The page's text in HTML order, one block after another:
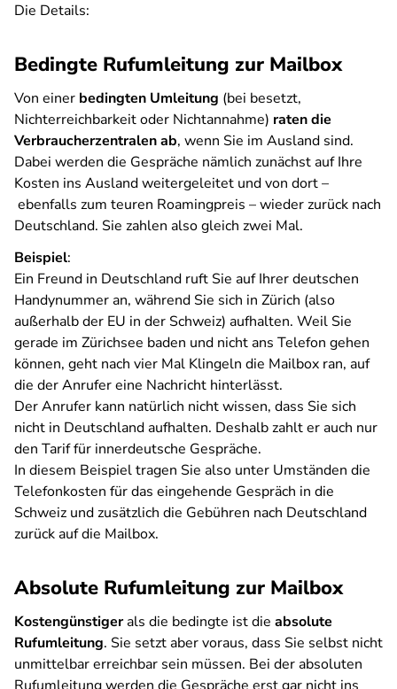
Die Details:
Bedingte Rufumleitung zur Mailbox
Von einer bedingten Umleitung (bei besetzt,
Nichterreichbarkeit oder Nichtannahme) raten die
Verbraucherzentralen ab, wenn Sie im Ausland sind.
Dabei werden die Gespräche nämlich zunächst auf Ihre
Kosten ins Ausland weitergeleitet und von dort –
ebenfalls zum teuren Roamingpreis – wieder zurück nach
Deutschland. Sie zahlen also gleich zwei Mal.
Beispiel:
Ein Freund in Deutschland ruft Sie auf Ihrer deutschen
Handynummer an, während Sie sich in Zürich (also
außerhalb der EU in der Schweiz) aufhalten. Weil Sie
gerade im Zürichsee baden und nicht ans Telefon gehen
können, geht nach vier Mal Klingeln die Mailbox ran, auf
die der Anrufer eine Nachricht hinterlässt.
Der Anrufer kann natürlich nicht wissen, dass Sie sich
nicht in Deutschland aufhalten. Deshalb zahlt er auch nur
den Tarif für innerdeutsche Gespräche.
In diesem Beispiel tragen Sie also unter Umständen die
Telefonkosten für das eingehende Gespräch in die
Schweiz und zusätzlich die Gebühren nach Deutschland
zurück auf die Mailbox.
Absolute Rufumleitung zur Mailbox
Kostengünstigerals die bedingte ist die absolute
Rufumleitung. Sie setzt aber voraus, dass Sie selbst nicht
unmittelbar erreichbar sein müssen. Bei der absoluten